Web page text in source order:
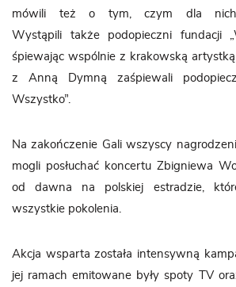
mówili też o tym, czym dla nich
Wystąpili także podopieczni fundacji
śpiewając wspólnie z krakowską
z Anną Dymną zaśpiewali
Wszystko”.
Na zakończenie Gali wszyscy
mogli posłuchać koncertu Zbigniewa
od dawna na polskiej estradzie,
wszystkie pokolenia.
Akcja wsparta została intensywną
jej ramach emitowane były spoty TV